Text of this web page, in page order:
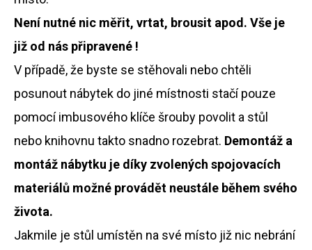
Není nutné nic měřit, vrtat, brousit apod. Vše je
již od nás připravené !
V případě, že byste se stěhovali nebo chtěli
posunout nábytek do jiné místnosti stačí pouze
pomocí imbusového klíče šrouby povolit a stůl
nebo knihovnu takto snadno rozebrat. Demontáž a
montáž nábytku je díky zvolených spojovacích
materiálů možné provádět neustále během svého
života.
Jakmile je stůl umístěn na své místo již nic nebrání
e
m
e
STOLEK
ARTEMIS
200